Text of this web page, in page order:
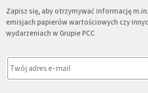
Zapisz się, aby otrzymywać informację
emisjach papierów wartościowych czy
wydarzeniach w Grupie PCC